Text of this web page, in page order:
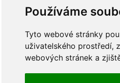
Používáme
Tyto webové stránky
uživatelského prostředí,
webových stránek a